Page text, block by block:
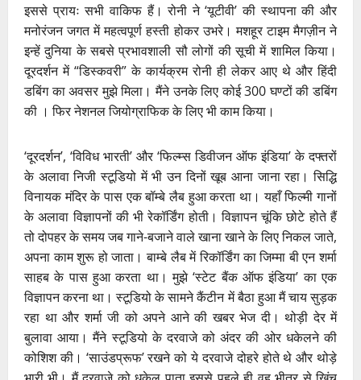
इससे प्रायः सभी वाकिफ हैं। रोनी ने ‘यूटीवी’ की स्थापना की और
मनोरंजन जगत में महत्वपूर्ण हस्ती होकर उभरे। मशहूर टाइम मैगज़ीन ने
इन्हें दुनिया के सबसे प्रभावशाली सौ लोगों की सूची में शामिल किया।
दूरदर्शन में “डिस्कवरी” के कार्यक्रम रोनी ही लेकर आए थे और हिंदी
डबिंग का अवसर मुझे मिला। मैंने उनके लिए कोई 300 घण्टों की डबिंग
की । फिर नेशनल जियोग्राफिक के लिए भी काम किया।
‘दूरदर्शन’, ‘विविध भारती’ और ‘फिल्म्स डिवीजन ऑफ इंडिया’ के दफ्तरों
के अलावा निजी स्टूडियो में भी उन दिनों खूब आना जाना रहा। सिद्धि
विनायक मंदिर के पास एक बॉम्बे लैब हुआ करता था। यहाँ फिल्मी गानों
के अलावा विज्ञापनों की भी रेकॉर्डिंग होती। विज्ञापन चूंकि छोटे होते हैं
तो दोपहर के समय जब गाने-बजाने वाले खाना खाने के लिए निकल जाते,
अपना काम शुरू हो जाता। बाम्बे लैब में रिकॉर्डिंग का जिम्मा बी एन शर्मा
साहब के पास हुआ करता था। मुझे ‘स्टेट बैंक ऑफ इंडिया’ का एक
विज्ञापन करना था। स्टूडियो के सामने कैंटीन में बैठा हुआ मैं चाय सुड़क
रहा था और शर्मा जी को अपने आने की खबर भेज दी। थोड़ी देर में
बुलावा आया। मैंने स्टूडियो के दरवाजे को अंदर की ओर धकेलने की
कोशिश की। ‘साउंडप्रूफ’ रखने को ये दरवाजे दोहरे होते थे और थोड़े